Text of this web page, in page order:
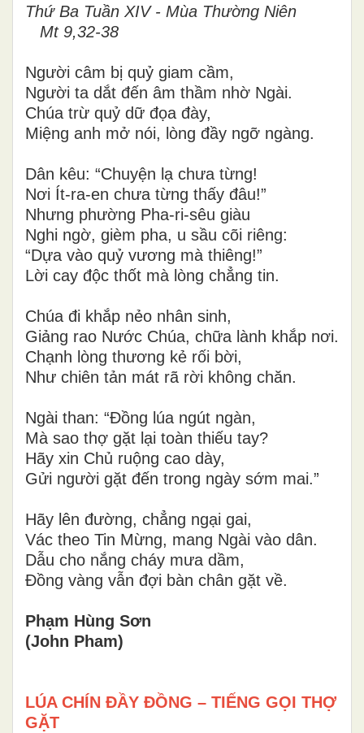
Thứ Ba Tuần XIV - Mùa Thường Niên
Mt 9,32-38
Người câm bị quỷ giam cầm,
Người ta dắt đến âm thầm nhờ Ngài.
Chúa trừ quỷ dữ đọa đày,
Miệng anh mở nói, lòng đầy ngỡ ngàng.
Dân kêu: “Chuyện lạ chưa từng!
Nơi Ít-ra-en chưa từng thấy đâu!”
Nhưng phường Pha-ri-sêu giàu
Nghi ngờ, gièm pha, u sầu cõi riêng:
“Dựa vào quỷ vương mà thiêng!”
Lời cay độc thốt mà lòng chẳng tin.
Chúa đi khắp nẻo nhân sinh,
Giảng rao Nước Chúa, chữa lành khắp nơi.
Chạnh lòng thương kẻ rối bời,
Như chiên tản mát rã rời không chăn.
Ngài than: “Đồng lúa ngút ngàn,
Mà sao thợ gặt lại toàn thiếu tay?
Hãy xin Chủ ruộng cao dày,
Gửi người gặt đến trong ngày sớm mai.”
Hãy lên đường, chẳng ngại gai,
Vác theo Tin Mừng, mang Ngài vào dân.
Dẫu cho nắng cháy mưa dầm,
Đồng vàng vẫn đợi bàn chân gặt về.
Phạm Hùng Sơn
(John Pham)
LÚA CHÍN ĐẦY ĐỒNG – TIẾNG GỌI THỢ
GẶT